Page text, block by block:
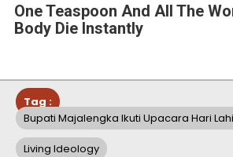
One Teaspoon And All The
Body Die Instantly
Tag :
Bupati Majalengka Ikuti Upacara Hari
Living Ideology